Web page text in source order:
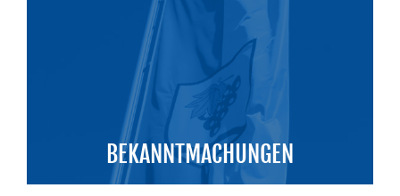
BEKANNTMACHUNGEN